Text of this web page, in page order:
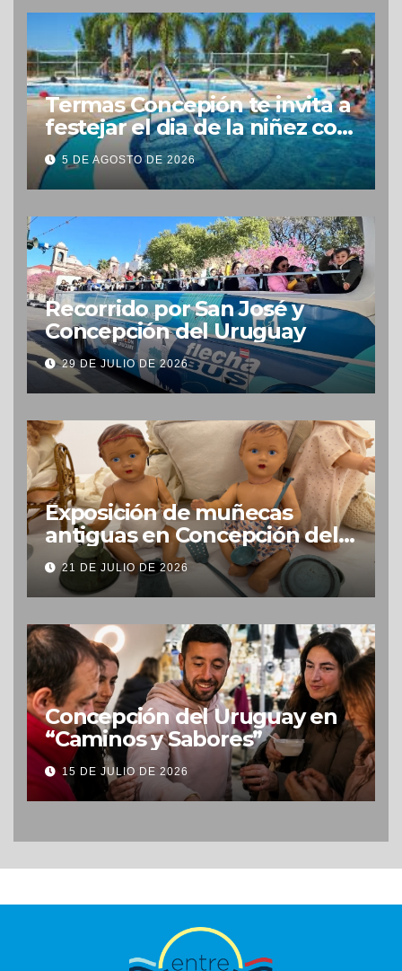
Termas Concepión te invita a
festejar el dia de la niñez con
grandes beneficios
5 DE AGOSTO DE 2026
Recorrido por San José y
Concepción del Uruguay
29 DE JULIO DE 2026
Exposición de muñecas
antiguas en Concepción del
Uruguay
21 DE JULIO DE 2026
Concepción del Uruguay en
“Caminos y Sabores”
15 DE JULIO DE 2026